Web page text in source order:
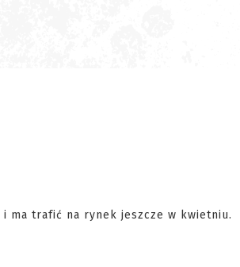
i ma trafić na rynek jeszcze w kwietniu.